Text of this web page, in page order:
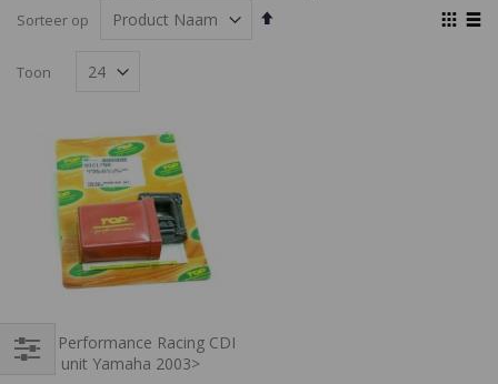
Sorteer op
Van
Toon
Top Performance Racing CDI
unit Yamaha 2003>